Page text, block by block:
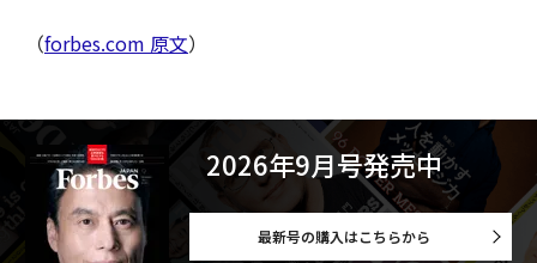
（forbes.com 原文）
2026年9月号発売中
最新号の購入はこちらから